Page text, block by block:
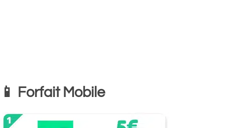
📱 Forfait Mobile